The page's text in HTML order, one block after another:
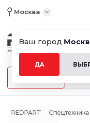
Ваш город
ДА
Москва
Меню
REDPART Спецтехника